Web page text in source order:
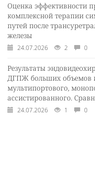
Оценка эффективности
комплексной терапии
путей после
железы
24.07.2026 2 0
Результаты
ДГПЖ больших объемов
мультипортового,
ассистированного.
24.07.2026 1 0